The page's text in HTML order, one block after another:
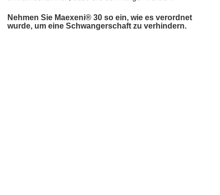
Nehmen Sie Maexeni® 30 so ein, wie es verordnet
wurde, um eine Schwangerschaft zu verhindern.